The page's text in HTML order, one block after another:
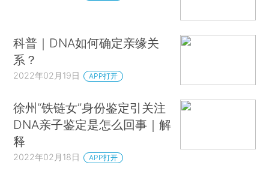
科普｜DNA如何确定亲缘关
系？
2022年02月19日 APP打开
徐州“铁链女”身份鉴定引关注
DNA亲子鉴定是怎么回事｜解
释
2022年02月18日 APP打开